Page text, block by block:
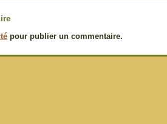
pour publier un commentaire.